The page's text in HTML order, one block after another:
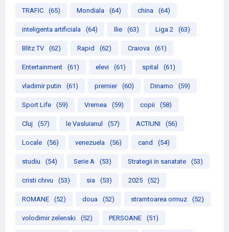
TRAFIC (65) Mondiala (64) china (64)
inteligenta artificiala (64) Ilie (63) Liga 2 (63)
Blitz TV (62) Rapid (62) Craiova (61)
Entertainment (61) elevi (61) spital (61)
vladimir putin (61) premier (60) Dinamo (59)
Sport Life (59) Vremea (59) copii (58)
Cluj (57) le Vasluianul (57) ACTIUNI (56)
Locale (56) venezuela (56) cand (54)
studiu (54) Serie A (53) Strategii in sanatate (53)
cristi chivu (53) sia (53) 2025 (52)
ROMANE (52) doua (52) stramtoarea ormuz (52)
volodimir zelenski (52) PERSOANE (51)